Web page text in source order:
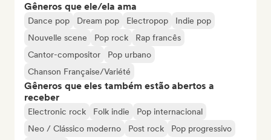
Gêneros que ele/ela ama
Dance pop Dream pop Electropop
Indie pop
Nouvelle scene
Pop rock
Rap francês
Cantor-compositor
Pop urbano
Chanson Française/Variété
Gêneros que eles também estão abertos a
receber
Electronic rock Folk indie
Pop internacional
Neo / Clássico moderno
Post rock
Pop progressivo